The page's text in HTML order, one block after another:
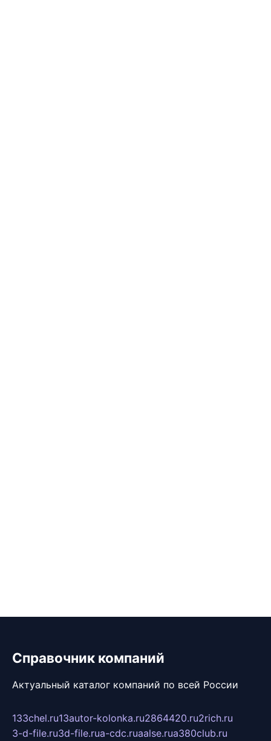
Справочник компаний
Актуальный каталог компаний по всей России
133chel.ru13autor-kolonka.ru2864420.ru2rich.ru
3-d-file.ru3d-file.rua-cdc.ruaalse.rua380club.ru